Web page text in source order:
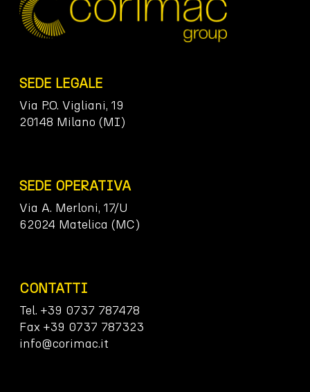
SEDE LEGALE
Via P.O. Vigliani, 19
20148 Milano (MI)
SEDE OPERATIVA
Via A. Merloni, 17/U
62024 Matelica (MC)
CONTATTI
Tel. +39 0737 787478
Fax +39 0737 787323
info@corimac.it